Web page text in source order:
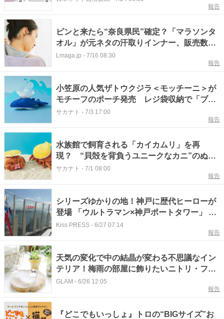
報告
ピンと来たら“奈良県民”確定？「マラソンタ
オル」が元ネタの汗取りインナー、販売数5
万枚突破
Lmaga.jp - 7/16 08:30
報告
小笠原の人気ザトウクジラ＜モッチーニ＞が
モチーフのポーチ発売 レジ袋収納で「ブロ
ー（潮吹き）」を再現？
サカナト - 7/3 17:00
報告
水族館で飼育される「カイカムリ」を再
現？ “貝殻を背負うユニークなカニ”のぬい
ぐるみが登場
サカナト - 7/1 08:00
報告
シリーズゆかりの地！神戸に歴代ヒーローが
登場 「ウルトラマン×神戸ポートタワー」 神
戸市
Kiss PRESS - 6/27 07:14
報告
天気の変化で中の結晶が変わる不思議なイン
テリア！梅雨の部屋に飾りたいニトリ・フェ
リシモ・ハンズの『ストームグラス』3選
GLAM - 6/26 12:05
報告
『どこでもいっしょ』トロの“BIGサイズ”お